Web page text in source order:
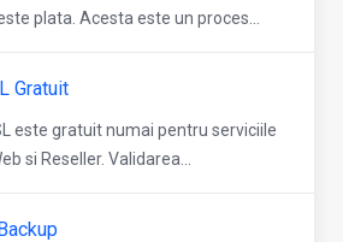
plata. Acesta este un proces...
Gratuit
este gratuit numai pentru serviciile
si Reseller. Validarea...